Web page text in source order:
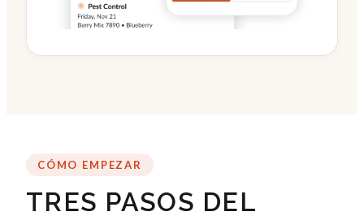
CÓMO EMPEZAR
TRES PASOS DEL